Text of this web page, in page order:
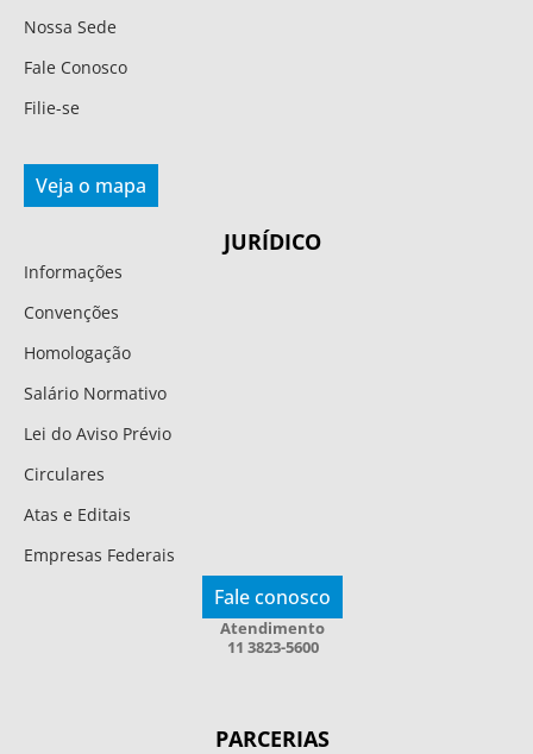
Nossa Sede
Fale Conosco
Filie-se
Veja o mapa
JURÍDICO
Informações
Convenções
Homologação
Salário Normativo
Lei do Aviso Prévio
Circulares
Atas e Editais
Empresas Federais
Fale conosco
Atendimento
11 3823-5600
PARCERIAS